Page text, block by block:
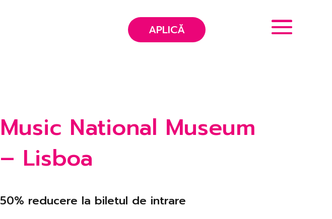
APLICĂ
Music National Museum
– Lisboa
50% reducere la biletul de intrare